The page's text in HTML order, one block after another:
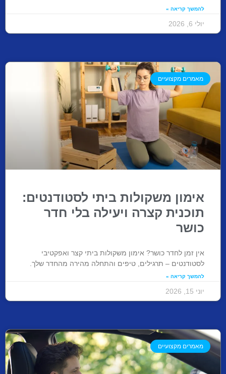
להמשך קריאה »
יולי 6, 2026
מאמרים מקצועיים
אימון משקולות ביתי לסטודנטים:
תוכנית קצרה ויעילה בלי חדר
כושר
אין זמן לחדר כושר? אימון משקולות ביתי קצר ואפקטיבי
לסטודנטים – תרגילים, טיפים והתחלה מהירה מהחדר שלך.
להמשך קריאה »
יוני 15, 2026
מאמרים מקצועיים